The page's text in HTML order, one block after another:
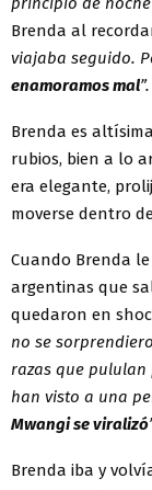
Brenda al
viajaba seguido.
enamoramos mal”.
Brenda es
rubios, bien a lo
era elegante,
moverse dentro
Cuando Brenda
argentinas que
quedaron en
no se
razas que pululan
han visto a una
Mwangi se viralizó
Brenda iba y